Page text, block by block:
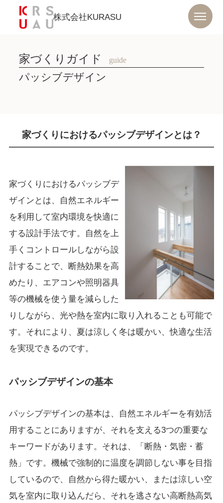
株式会社KURASU
家づくりガイド guide
パッシブデザイン
家づくりにおけるパッシブデザインとは？
家づくりにおけるパッシブデ
ザインとは、自然エネルギー
を利用して室内環境を快適に
する設計手法です。自然を上
手くコントロールしながら設
計することで、断熱効果を高
めたり、エアコンや照明器具
等の機械を使う量を減らした
りしながら、光や熱を室内に取り入れることも可能で
す。それにより、夏は涼しく冬は暖かい、快適な生活
を実現できるのです。
パッシブデザインの基本
パッシブデザインの基本は、自然エネルギーを有効活
用することにありますが、それを支える3つの重要な
キーワードがあります。それは、「断熱・気密・蓄
熱」です。機械で強制的に温度を調節しない事を目指
しているので、自然から得た暖かい、または涼しい空
気を室内に取り込んだら、それを逃さない高断熱高気